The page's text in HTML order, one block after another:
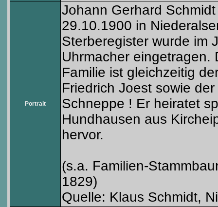
Portrait
Johann Gerhard
29.10.1900 in
Sterberegister wurde im
Uhrmacher eingetragen.
Familie ist gleichzeitig
Friedrich Joest sowie
Schneppe ! Er heiratet
Hundhausen aus
hervor.
(s.a. Familien-
1829)
Quelle: Klaus Schmidt,